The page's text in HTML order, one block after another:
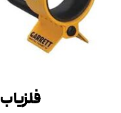
فلزیاب Garrett ACE ۳۰۰